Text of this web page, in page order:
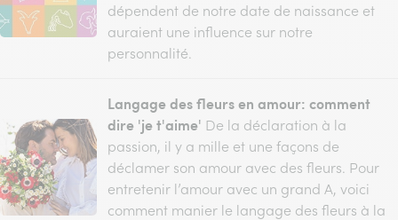
dépendent de notre date de naissance et
auraient une influence sur notre
personnalité.
Langage des fleurs en amour: comment
dire 'je t'aime' De la déclaration à la
passion, il y a mille et une façons de
déclamer son amour avec des fleurs. Pour
entretenir l’amour avec un grand A, voici
comment manier le langage des fleurs à la